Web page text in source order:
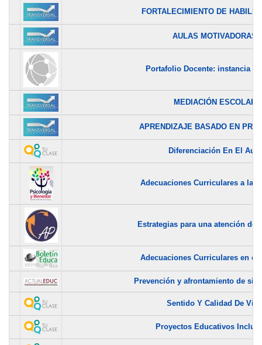
FORTALECIMIENTO DE
AULAS MOTIVADORAS
Portafolio Docente: instancia
MEDIACIÓN ESCOLAR
APRENDIZAJE BASADO EN
Diferenciación En El Aula
Adecuaciones Curriculares a la
Estrategias para una atención de
Adecuaciones Curriculares en el
Prevención y afrontamiento de
Sentido Y Calidad De Vida
Proyectos Educativos